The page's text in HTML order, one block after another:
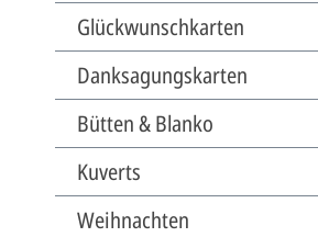
Glückwunschkarten
Danksagungskarten
Bütten & Blanko
Kuverts
Weihnachten